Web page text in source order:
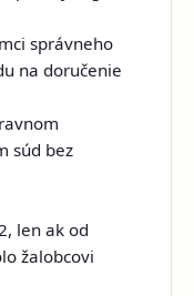
správneho
na doručenie
súd bez
len ak od
žalobcovi